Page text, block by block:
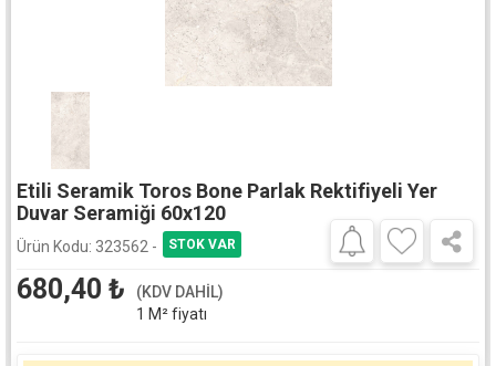
Etili Seramik Toros Bone Parlak Rektifiyeli Yer
Duvar Seramiği 60x120
Ürün Kodu: 323562 -
680,40 ₺
(KDV DAHİL)
1 M² fiyatı